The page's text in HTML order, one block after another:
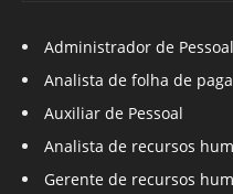
Administrador de Pessoal
Analista de folha de
Auxiliar de Pessoal
Analista de recursos
Gerente de recursos